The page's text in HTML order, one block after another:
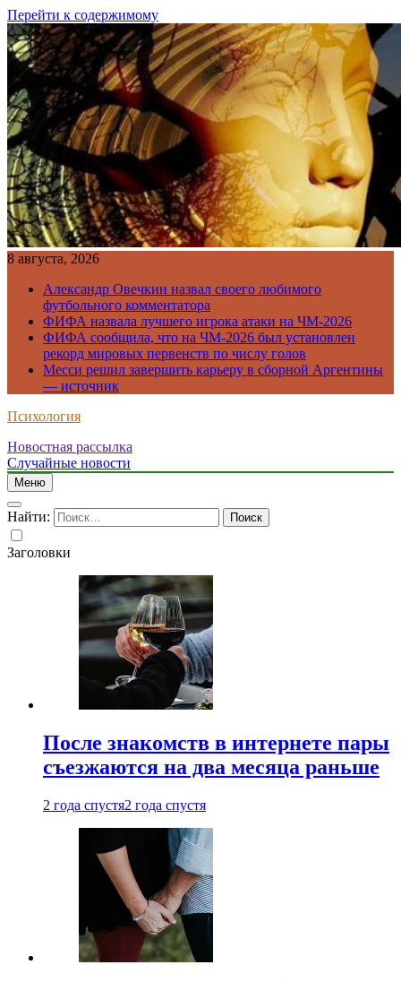
Перейти к содержимому
8 августа, 2026
Александр Овечкин назвал своего любимого
футбольного комментатора
ФИФА назвала лучшего игрока атаки на ЧМ-2026
ФИФА сообщила, что на ЧМ-2026 был установлен
рекорд мировых первенств по числу голов
Месси решил завершить карьеру в сборной Аргентины
— источник
Психология
Новостная рассылка
Случайные новости
Меню
Найти:
Заголовки
После знакомств в интернете пары
съезжаются на два месяца раньше
2 года спустя2 года спустя